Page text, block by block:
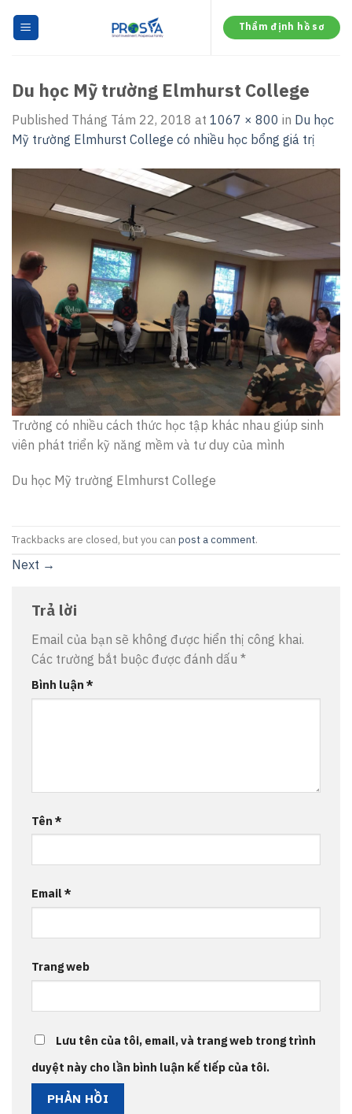
Thẩm định hồ sơ
Du học Mỹ trường Elmhurst College
Published Tháng Tám 22, 2018 at 1067 × 800 in Du học
Mỹ trường Elmhurst College có nhiều học bổng giá trị
Trường có nhiều cách thức học tập khác nhau giúp sinh
viên phát triển kỹ năng mềm và tư duy của mình
Du học Mỹ trường Elmhurst College
Trackbacks are closed, but you can post a comment.
Next →
Trả lời
Email của bạn sẽ không được hiển thị công khai.
Các trường bắt buộc được đánh dấu *
Bình luận *
Tên *
Email*
Trang web
Lưu tên của tôi, email, và trang web trong trình
duyệt này cho lần bình luận kế tiếp của tôi.